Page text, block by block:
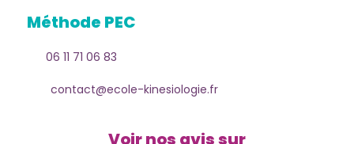
Méthode PEC
06 11 71 06 83
contact@ecole-kinesiologie.fr
Voir nos avissur